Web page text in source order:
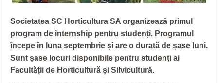
GRĂDINA TAICII DOMNULUI
ZIARISTU’ DE TERASĂ
CU OIŞTEA-N KIERKEGAARD
FINANŢĂRI DE LA A LA Z
CRONICĂ DE FILM
UNDE MERGEM
FILME DOCUMENTARE
CLIPURI VIDEO
ACCIDENTE
ANUNŢURI
INFO SI UTILE
CULTURA
Societatea SC Horticultura SA organizează primul
program de internship pentru studenți. Programul
începe în luna septembrie și are o durată de șase luni.
Sunt șase locuri disponibile pentru studenţi ai
Facultății de Horticultură și Silvicultură.